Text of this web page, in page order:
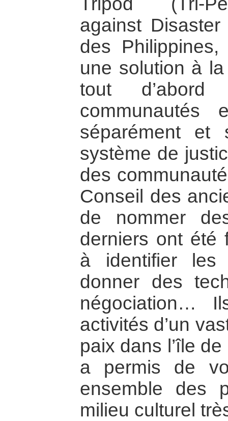
against
des
une solution à la
tout
communautés
séparément et
système de
des
Conseil des
de nommer
derniers ont été
à identifier les
donner des
négociation…
activités d’un
paix dans l’île
a permis de
ensemble des
milieu culturel